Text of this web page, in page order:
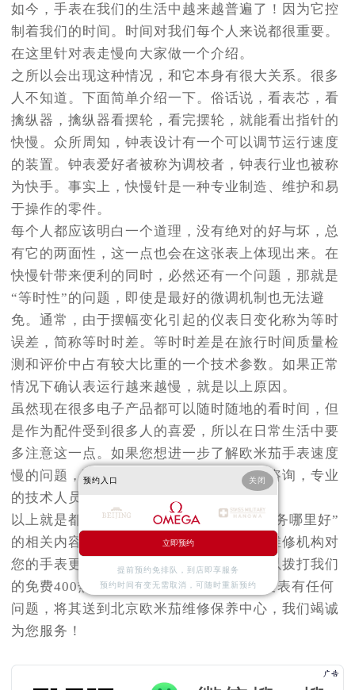
如今，手表在我们的生活中越来越普遍了！因为它控
制着我们的时间。时间对我们每个人来说都很重要。
在这里针对表走慢向大家做一个介绍。
之所以会出现这种情况，和它本身有很大关系。很多
人不知道。下面简单介绍一下。俗话说，看表芯，看
擒纵器，擒纵器看摆轮，看完摆轮，就能看出指针的
快慢。众所周知，钟表设计有一个可以调节运行速度
的装置。钟表爱好者被称为调校者，钟表行业也被称
为快手。事实上，快慢针是一种专业制造、维护和易
于操作的零件。
每个人都应该明白一个道理，没有绝对的好与坏，总
有它的两面性，这一点也会在这张表上体现出来。在
快慢针带来便利的同时，必然还有一个问题，那就是
“等时性”的问题，即使是最好的微调机制也无法避
免。通常，由于摆幅变化引起的仪表日变化称为等时
误差，简称等时时差。等时时差是在旅行时间质量检
测和评价中占有较大比重的一个技术参数。如果正常
情况下确认表运行越来越慢，就是以上原因。
虽然现在很多电子产品都可以随时随地的看时间，但
是作为配件受到很多人的喜爱，所以在日常生活中要
多注意这一点。如果您想进一步了解欧米茄手表速度
慢的问题，可以拨打欧米茄维修电话进行咨询，专业
的技术人员会解答您对手表的疑问。
以上就是都是关于“北京欧米茄手表保养服务哪里好”
的相关内容，希望对您有所帮助。专业的维修机构对
您的手表更加有保障！有任何疑问，都可以拨打我们
的免费400热线电话咨询客服。如果您的爱表有任何
问题，将其送到北京欧米茄维修保养中心，我们竭诚
为您服务！
预约入口 关闭
立即预约
提前预约免排队，到店即享服务
预约时间有变无需取消，可随时重新预约